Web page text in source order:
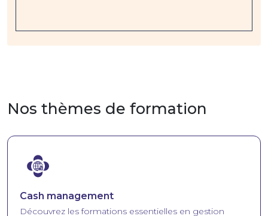
Nos thèmes de formation
Image
Cash management
Découvrez les formations essentielles en gestion